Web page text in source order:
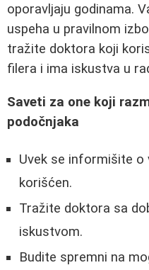
oporavljaju godinama.
uspeha u pravilnom
tražite doktora koji
filera i ima iskustva u
Saveti za one koji
podočnjaka
Uvek se informišite
korišćen.
Tražite doktora sa
iskustvom.
Budite spremni na